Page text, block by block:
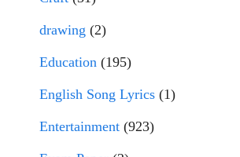
drawing (2)
Education (195)
English Song Lyrics (1)
Entertainment (923)